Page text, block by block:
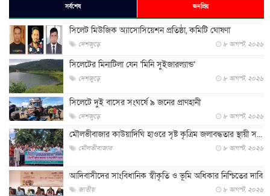
সর্বশেষ জনপ্রিয়
সিলেট মিউজিক অ্যাসোসিয়েশন প্রতিষ্ঠা, কমিটি ঘোষণা
দেশজুড়ে ৮ আগস্ট, ২০২৬
সিলেটের মিনাটিলা যেন ‘মিনি সুইজারল্যান্ড’
দেশজুড়ে ৮ আগস্ট, ২০২৬
সিলেটে দুই বাসের সংঘর্ষে ৯ জনের প্রাণহানী
দেশজুড়ে ৮ আগস্ট, ২০২৬
মৌলভীবাজার কাউয়াদিঘি হাওরে সৃষ্ট কৃত্রিম জলাবদ্ধতার স্থায়ী স...
মৌলভীবাজার ৮ আগস্ট, ২০২৬
আদিবাসীদের সাংবিধানিক স্বীকৃতি ও ভূমি অধিকার নিশ্চিতের দাবি
জাতীয় ৮ আগস্ট, ২০২৬